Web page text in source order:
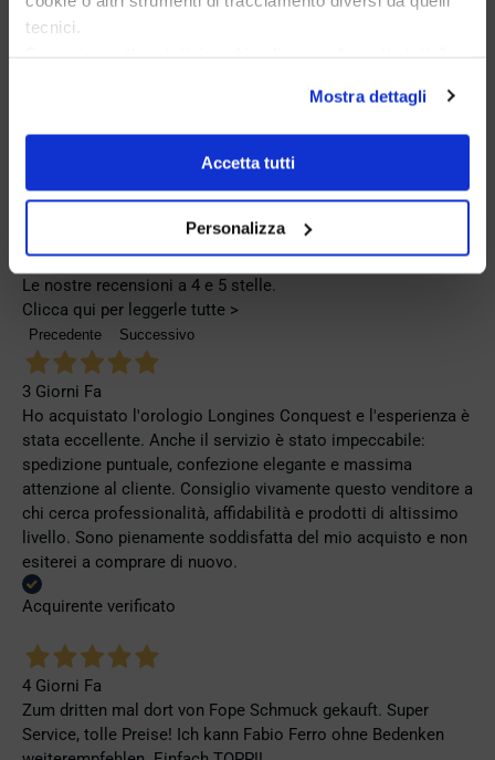
tecnici.
Se vuoi saperne di più consulta laprivacy policye la
Mostra dettagli
Accetta tutti
Personalizza
721
Le nostre recensioni a 4 e 5 stelle.
Clicca qui per leggerle tutte >
Precedente Successivo
3 Giorni Fa
Ho acquistato l'orologio Longines Conquest e l'esperienza è
stata eccellente. Anche il servizio è stato impeccabile:
spedizione puntuale, confezione elegante e massima
attenzione al cliente. Consiglio vivamente questo venditore a
chi cerca professionalità, affidabilità e prodotti di altissimo
livello. Sono pienamente soddisfatta del mio acquisto e non
esiterei a comprare di nuovo.
Acquirente verificato
4 Giorni Fa
Zum dritten mal dort von Fope Schmuck gekauft. Super
Service, tolle Preise! Ich kann Fabio Ferro ohne Bedenken